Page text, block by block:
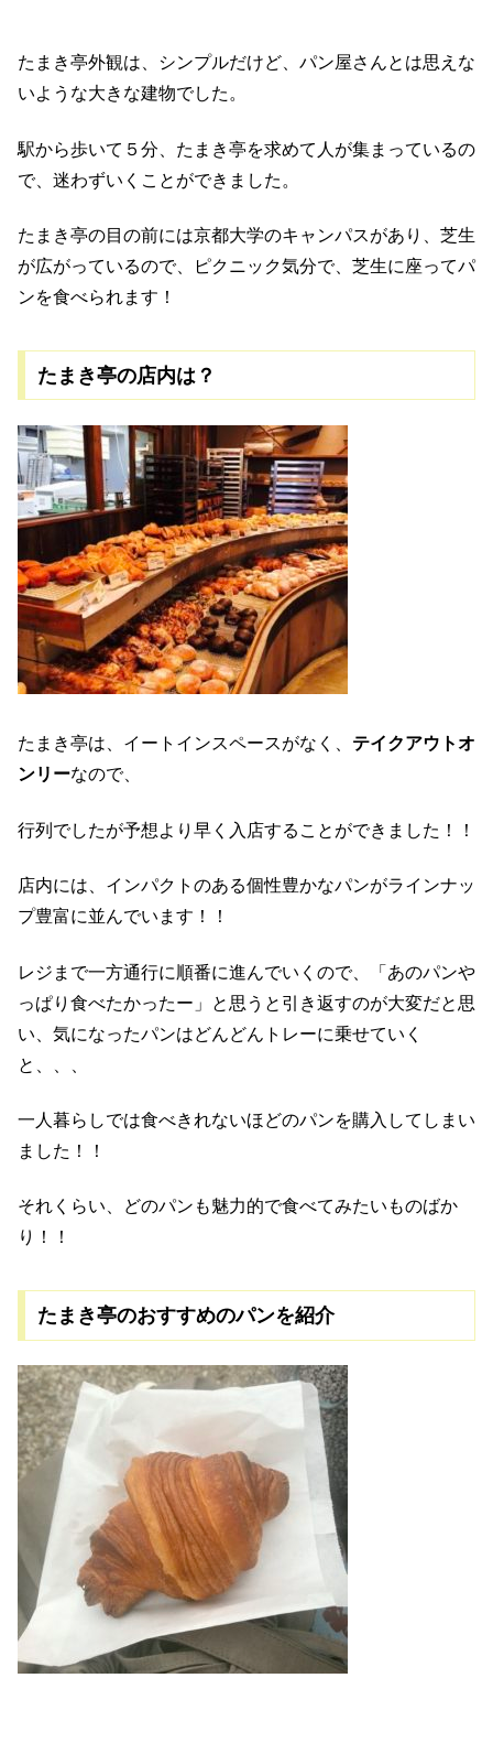
たまき亭外観は、シンプルだけど、パン屋さんとは思えな
いような大きな建物でした。
駅から歩いて５分、たまき亭を求めて人が集まっているの
で、迷わずいくことができました。
たまき亭の目の前には京都大学のキャンパスがあり、芝生
が広がっているので、ピクニック気分で、芝生に座ってパ
ンを食べられます！
たまき亭の店内は？
たまき亭は、イートインスペースがなく、 テイクアウトオ
ンリーなので、
行列でしたが予想より早く入店することができました！！
店内には、インパクトのある個性豊かなパンがラインナッ
プ豊富に並んでいます！！
レジまで一方通行に順番に進んでいくので、「あのパンや
っぱり食べたかったー」と思うと引き返すのが大変だと思
い、気になったパンはどんどんトレーに乗せていく
と、、、
一人暮らしでは食べきれないほどのパンを購入してしまい
ました！！
それくらい、どのパンも魅力的で食べてみたいものばか
り！！
たまき亭のおすすめのパンを紹介